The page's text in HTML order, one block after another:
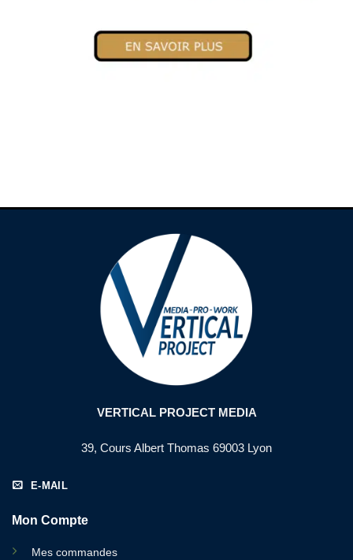
VERTICAL PROJECT MEDIA
39, Cours Albert Thomas 69003 Lyon
E-MAIL
Mon Compte
Mes commandes